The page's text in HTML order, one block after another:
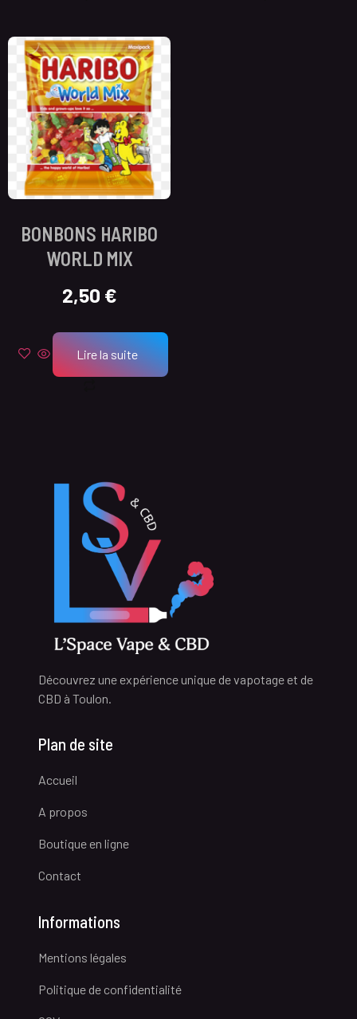
BONBONS HARIBO
WORLD MIX
2,50 €
Lire la suite
Découvrez une expérience unique de vapotage et de
CBD à Toulon.
Plan de site
Accueil
A propos
Boutique en ligne
Contact
Informations
Mentions légales
Politique de confidentialité